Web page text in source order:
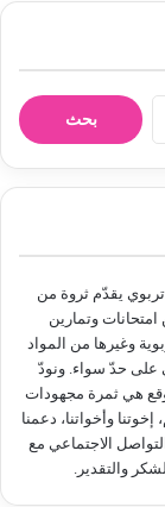
ن
يقدّم ثروة من
امتحانات وتمارين
وغيرها من المواد
على حدّ سواء. ونودّ
هي ثمرة مجهودات
وأخواتنا، دعمنا
الاجتماعي مع
والتقدير.